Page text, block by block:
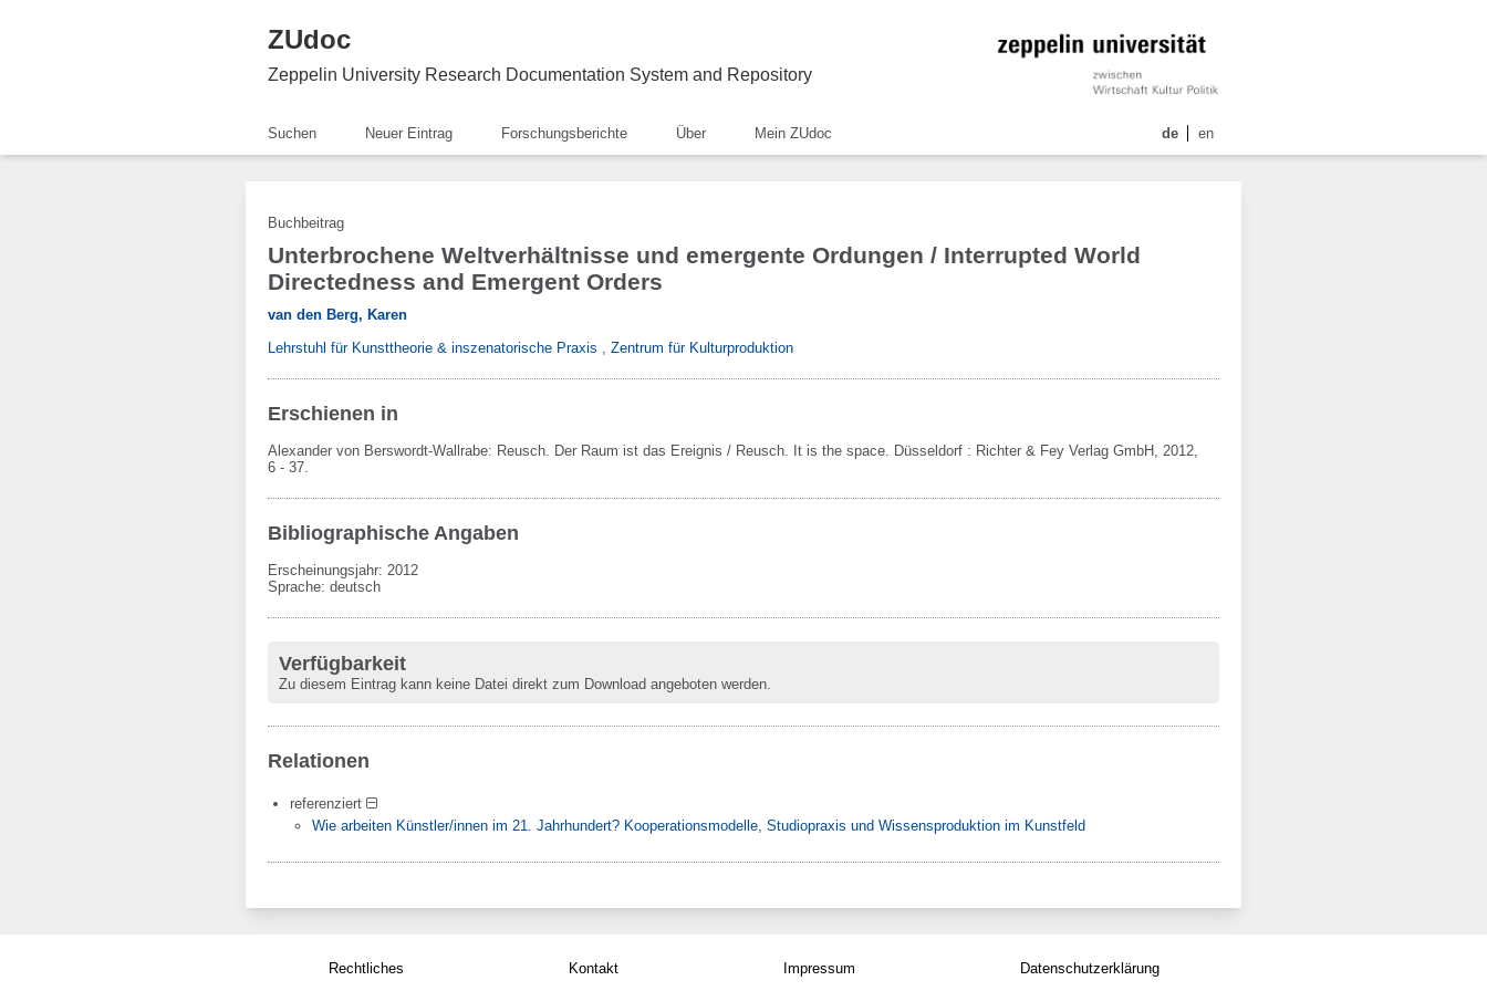
ZUdoc
Zeppelin University Research Documentation System and Repository
Suchen Neuer Eintrag Forschungsberichte Über Mein ZUdoc de en
Buchbeitrag
Unterbrochene Weltverhältnisse und emergente Ordungen / Interrupted World
Directedness and Emergent Orders
van den Berg, Karen
Lehrstuhl für Kunsttheorie & inszenatorische Praxis , Zentrum für Kulturproduktion
Erschienen in
Alexander von Berswordt-Wallrabe: Reusch. Der Raum ist das Ereignis / Reusch. It is the space. Düsseldorf : Richter & Fey Verlag GmbH, 2012,
6 - 37.
Bibliographische Angaben
Erscheinungsjahr: 2012
Sprache: deutsch
Verfügbarkeit
Zu diesem Eintrag kann keine Datei direkt zum Download angeboten werden.
Relationen
referenziert
Wie arbeiten Künstler/innen im 21. Jahrhundert? Kooperationsmodelle, Studiopraxis und Wissensproduktion im Kunstfeld
Rechtliches Kontakt Impressum Datenschutzerklärung